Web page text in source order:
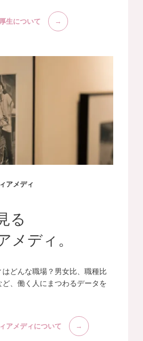
生について
アメディ
る
メディ。
はどんな職場？男女比、職種比
、働く人にまつわるデータを
アメディについて